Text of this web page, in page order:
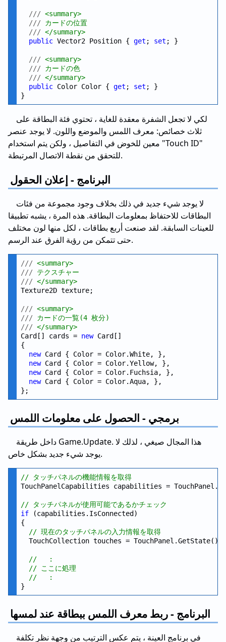
/// <summary>
/// カードの位置
/// </summary>
public Vector2 Position { get ; set ; }
/// <summary>
/// カードの色
/// </summary>
public Color Color { get ; set ; }
لكي لا تجعل الشفرة معقدة للغاية ، تحتوي فئة البطاقة على
ثلاث خصائص: معرف اللمس والموضع واللون. لا يوجد عنصر
معين للخوض في التفاصيل ، ولكن يتم استخدام "Touch ID"
للتحقق من نقطة الاتصال المرتبطة.
البرنامج - إعلان الحقول
لا يوجد شيء جديد في ذلك بخلاف وجود مجموعة من فئات
البطاقات للاحتفاظ بمعلومات البطاقة. هذه المرة ، يشبه تطبيقا
للعينات السابقة. لقد صنعت أربع بطاقات ، لكل منها لون مختلف
حتى تتمكن من رؤية الفرق عند الرسم.
/// <summary>
/// テクスチャー
/// </summary>
Texture2D texture;
/// <summary>
/// カードの一覧(4 枚分)
/// </summary>
Card[] cards = new Card[]
{
new Card { Color = Color.White, },
new Card { Color = Color.Yellow, },
new Card { Color = Color.Fuchsia, },
new Card { Color = Color.Aqua, },
برمجي - الحصول على معلومات اللمس
داخل طريقة Game.Update. هذا المجال صيغي ، لذلك لا
يوجد شيء جديد بشكل خاص.
// タッチパネルの機能情報を取得
TouchPanelCapabilities capabilities =
// タッチパネルが使用可能であるかチェック
if (capabilities.IsConnected)
{
// 現在のタッチパネルの入力情報を取得
  TouchCollection touches = TouchPanel.GetState();
//   :
// ここに処理
//   :
البرنامج - ربط معرف اللمس ببطاقة عند لمسها
في برنامج العينة ، يتم عكس الترتيب من وجهة نظر تكلفة